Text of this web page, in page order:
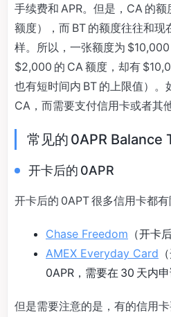
手续费和 APR。但是，CA 的
额度），而 BT 的额度往往和现
样。所以，一张额度为
$2,000 的 CA 额度，却有
也有短时间内 BT 的上限值）
CA，而需要支付信用卡或者其
常见的 0APR
开卡后的 0APR
开卡后的 0APT 很多信用卡都有
Chase Freedom （开卡
AMEX Everyday Card
0APR，需要在 30 天内申
但是需要注意的是，有的信用